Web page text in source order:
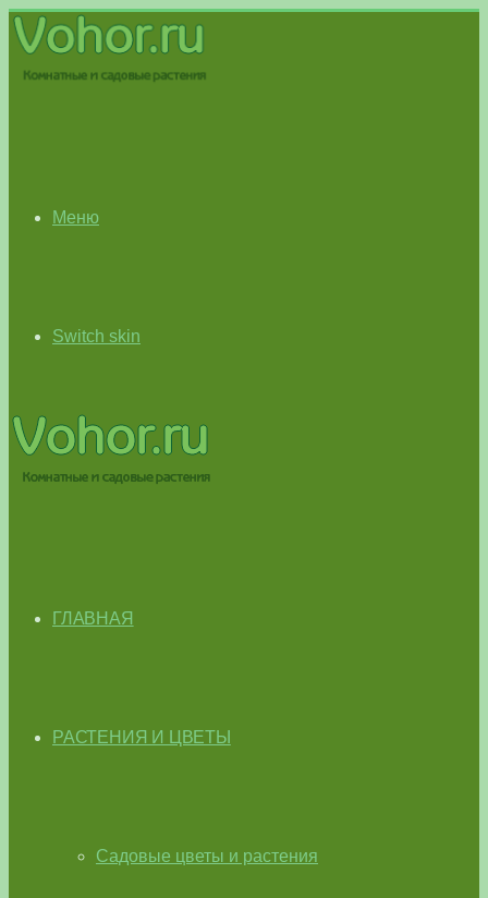
Меню
Switch skin
ГЛАВНАЯ
РАСТЕНИЯ И ЦВЕТЫ
Садовые цветы и растения